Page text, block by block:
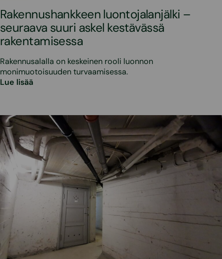
Rakennushankkeen luontojalanjälki –
seuraava suuri askel kestävässä
rakentamisessa
Rakennusalalla on keskeinen rooli luonnon
monimuotoisuuden turvaamisessa.
Lue lisää